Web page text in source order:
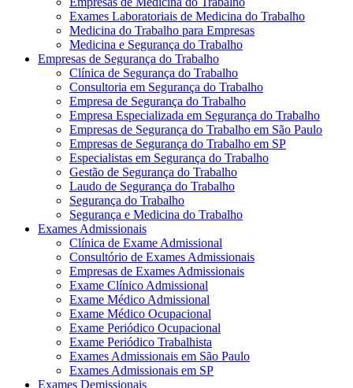
Exames Laboratoriais de Medicina do Trabalho
Medicina do Trabalho para Empresas
Medicina e Segurança do Trabalho
Empresas de Segurança do Trabalho
Clínica de Segurança do Trabalho
Consultoria em Segurança do Trabalho
Empresa de Segurança do Trabalho
Empresa Especializada em Segurança do Trabalho
Empresas de Segurança do Trabalho em São Paulo
Empresas de Segurança do Trabalho em SP
Especialistas em Segurança do Trabalho
Gestão de Segurança do Trabalho
Laudo de Segurança do Trabalho
Segurança do Trabalho
Segurança e Medicina do Trabalho
Exames Admissionais
Clínica de Exame Admissional
Consultório de Exames Admissionais
Empresas de Exames Admissionais
Exame Clínico Admissional
Exame Médico Admissional
Exame Médico Ocupacional
Exame Periódico Ocupacional
Exame Periódico Trabalhista
Exames Admissionais em São Paulo
Exames Admissionais em SP
Exames Demissionais